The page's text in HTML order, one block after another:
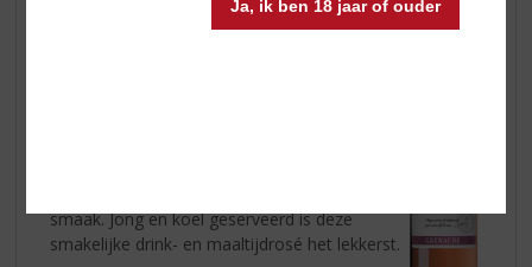
Ja, ik ben 18 jaar of ouder
smaak. Jong en koel geserveerd is deze
smakelijke drink- en maaltijdrosé het lekkerst.